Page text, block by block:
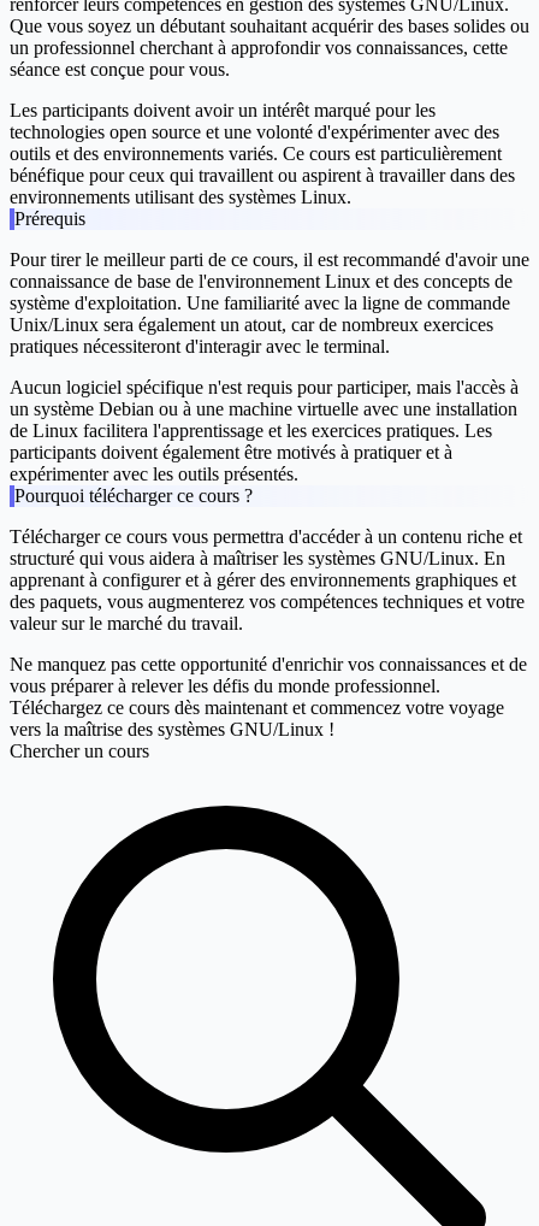
renforcer leurs compétences en gestion des systèmes GNU/Linux.
Que vous soyez un débutant souhaitant acquérir des bases solides ou
un professionnel cherchant à approfondir vos connaissances, cette
séance est conçue pour vous.
Les participants doivent avoir un intérêt marqué pour les
technologies open source et une volonté d'expérimenter avec des
outils et des environnements variés. Ce cours est particulièrement
bénéfique pour ceux qui travaillent ou aspirent à travailler dans des
environnements utilisant des systèmes Linux.
Prérequis
Pour tirer le meilleur parti de ce cours, il est recommandé d'avoir une
connaissance de base de l'environnement Linux et des concepts de
système d'exploitation. Une familiarité avec la ligne de commande
Unix/Linux sera également un atout, car de nombreux exercices
pratiques nécessiteront d'interagir avec le terminal.
Aucun logiciel spécifique n'est requis pour participer, mais l'accès à
un système Debian ou à une machine virtuelle avec une installation
de Linux facilitera l'apprentissage et les exercices pratiques. Les
participants doivent également être motivés à pratiquer et à
expérimenter avec les outils présentés.
Pourquoi télécharger ce cours ?
Télécharger ce cours vous permettra d'accéder à un contenu riche et
structuré qui vous aidera à maîtriser les systèmes GNU/Linux. En
apprenant à configurer et à gérer des environnements graphiques et
des paquets, vous augmenterez vos compétences techniques et votre
valeur sur le marché du travail.
Ne manquez pas cette opportunité d'enrichir vos connaissances et de
vous préparer à relever les défis du monde professionnel.
Téléchargez ce cours dès maintenant et commencez votre voyage
vers la maîtrise des systèmes GNU/Linux !
Chercher un cours